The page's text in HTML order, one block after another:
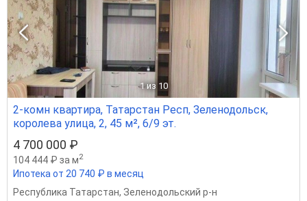
1 из 10
2-комн квартира, Татарстан Респ, Зеленодольск,
королева улица, 2, 45 м², 6/9 эт.
4 700 000 ₽
104 444 ₽ за м2
Ипотека от 20 740 ₽ в месяц
Республика Татарстан, Зеленодольский р-н